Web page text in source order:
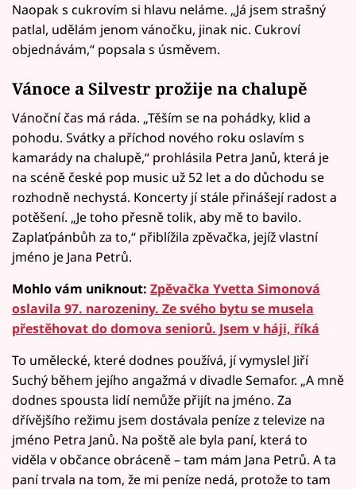
Naopak s cukrovím si hlavu neláme. „Já jsem strašný
patlal, udělám jenom vánočku, jinak nic. Cukroví
objednávám,“ popsala s úsměvem.
Vánoce a Silvestr prožije na chalupě
Vánoční čas má ráda. „Těším se na pohádky, klid a
pohodu. Svátky a příchod nového roku oslavím s
kamarády na chalupě,“ prohlásila Petra Janů, která je
na scéně české pop music už 52 let a do důchodu se
rozhodně nechystá. Koncerty jí stále přinášejí radost a
potěšení. „Je toho přesně tolik, aby mě to bavilo.
Zaplaťpánbůh za to,“ přiblížila zpěvačka, jejíž vlastní
jméno je Jana Petrů.
Mohlo vám uniknout: Zpěvačka Yvetta Simonová
oslavila 97. narozeniny. Ze svého bytu se musela
přestěhovat do domova seniorů. Jsem v háji, říká
To umělecké, které dodnes používá, jí vymyslel Jiří
Suchý během jejího angažmá v divadle Semafor. „A mně
dodnes spousta lidí nemůže přijít na jméno. Za
dřívějšího režimu jsem dostávala peníze z televize na
jméno Petra Janů. Na poště ale byla paní, která to
viděla v občance obráceně – tam mám Jana Petrů. A ta
paní trvala na tom, že mi peníze nedá, protože to tam